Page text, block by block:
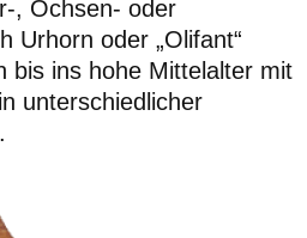
, Ochsen- oder
Urhorn oder „Olifant“
bis ins hohe Mittelalter mit
unterschiedlicher